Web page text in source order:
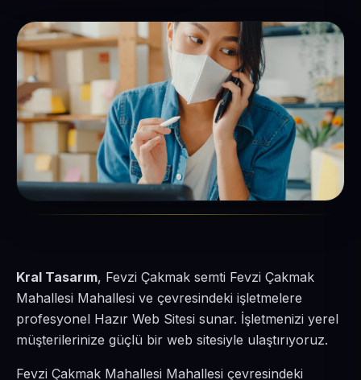
Kral Tasarım, Fevzi Çakmak semti Fevzi Çakmak
Mahallesi Mahallesi ve çevresindeki işletmelere
profesyonel Hazır Web Sitesi sunar. İşletmenizi yerel
müşterilerinize güçlü bir web sitesiyle ulaştırıyoruz.
Fevzi Çakmak Mahallesi Mahallesi çevresindeki